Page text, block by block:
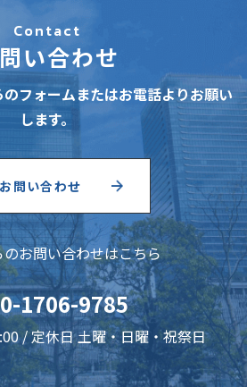
Contact
い合わせ
フォームまたはお電話よりお願い
します。
お問い合わせ
お問い合わせはこちら
1706-9785
/ 定休日 土曜・日曜・祝祭日